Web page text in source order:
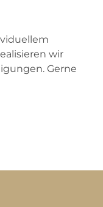
wir
Gerne